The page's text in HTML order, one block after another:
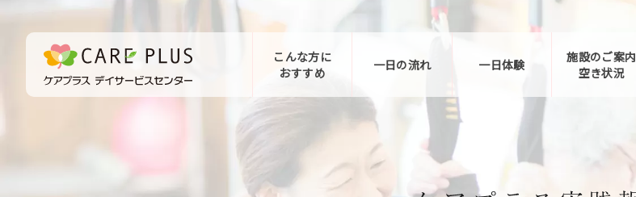
こんな方に
おすすめ
一日の流れ 一日体験
施設のご案内
空き状況
お問い合わせ